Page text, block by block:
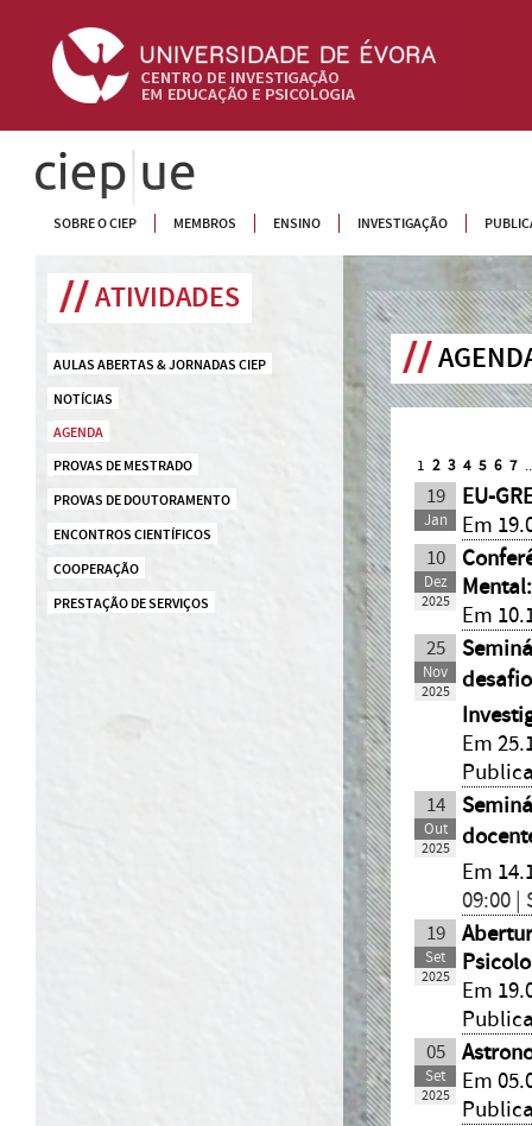
CIEP
SOBRE O CIEP MEMBROS ENSINO INVESTIGAÇÃO
ATIVIDADES
AULAS ABERTAS & JORNADAS CIEP
NOTÍCIAS
AGENDA
PROVAS DE MESTRADO
PROVAS DE DOUTORAMENTO
ENCONTROS CIENTÍFICOS
COOPERAÇÃO
PRESTAÇÃO DE SERVIÇOS
1 2 3 4 5 6 7
19
Jan
EU-
Em
10
Dez
2025
Em
25
Nov
2025
Em
14
Out
2025
Em
09:00 |
19
Set
2025
Em
05
Set
2025
Em